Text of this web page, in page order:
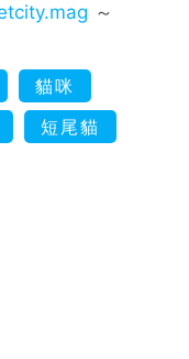
～
貓咪
短尾貓